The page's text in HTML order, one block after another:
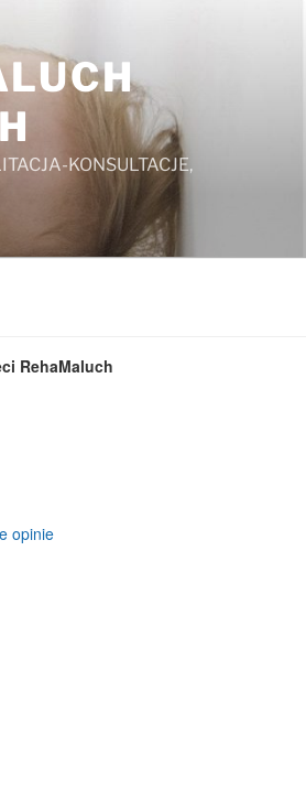
KONSULTACJE,
RehaMaluch
opinie